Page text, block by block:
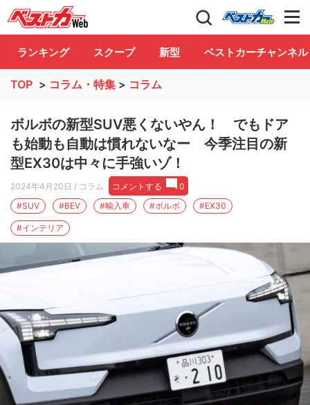
自動車情報誌「ベストカー」 Club
ランキング スクープ 新型 ベストカーチャンネル
TOP > コラム・特集 > コラム
ボルボの新型SUV悪くないやん！ でもドア
も始動も自動は慣れないなー 今季注目の新
型EX30は中々に手強いゾ！
2024年4月20日 / コラム コメントする
0
#SUV
#BEV #輸入車 #ボルボ #EX30
#インテリア